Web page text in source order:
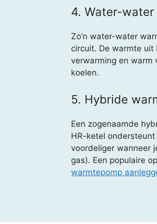
4. Water-
Zo’n water-water
circuit. De warmte
verwarming en warm
koelen.
5. Hybride
Een zogenaamde
HR-ketel
voordeliger wanneer
gas). Een populaire
warmtepomp